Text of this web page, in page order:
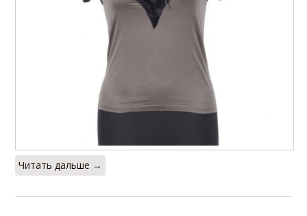
Читать дальше →